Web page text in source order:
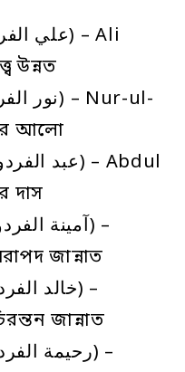
উন্নত
আলো
দাস
জান্নাত
জান্নাত